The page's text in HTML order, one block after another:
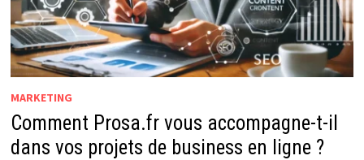
MARKETING
Comment Prosa.fr vous accompagne-t-il
dans vos projets de business en ligne ?